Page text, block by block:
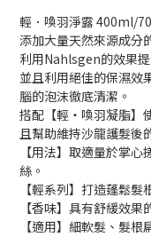
輕．喚羽淨露 400ml/
添加大量天然來源成分
利用Nahlsgen的效果
並且利用絕佳的保濕效
腦的泡沫徹底清潔。
搭配【輕‧喚羽凝脂】
且幫助維持沙龍護髮後
【用法】取適量於掌
絲。
【輕系列】打造蓬鬆
【香味】具有舒緩效果
【適用】細軟髮、髮